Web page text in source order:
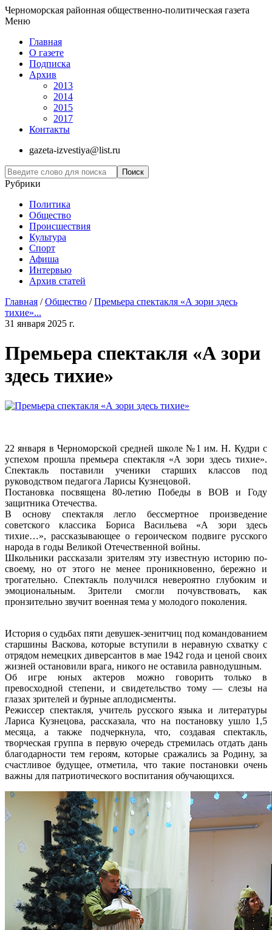
Черноморская районная общественно-политическая газета
Меню
Главная
О газете
Подписка
Архив
2013
2014
2015
2017
Контакты
gazeta-izvestiya@list.ru
Рубрики
Политика
Общество
Проиcшествия
Культура
Спорт
Афиша
Интервью
Архив статей
Главная /Общество /Премьера спектакля «А зори здесь
тихие»...
31 января 2025 г.
Премьера спектакля «А зори
здесь тихие»
22 января в Черноморской средней школе №1 им. Н. Кудри с
успехом прошла премьера спектакля «А зори здесь тихие».
Спектакль поставили ученики старших классов под
руководством педагога Ларисы Кузнецовой.
Постановка посвящена 80-летию Победы в ВОВ и Году
защитника Отечества.
В основу спектакля легло бессмертное произведение
советского классика Бориса Васильева «А зори здесь
тихие…», рассказывающее о героическом подвиге русского
народа в годы Великой Отечественной войны.
Школьники рассказали зрителям эту известную историю по-
своему, но от этого не менее проникновенно, бережно и
трогательно. Спектакль получился невероятно глубоким и
эмоциональным. Зрители смогли почувствовать, как
пронзительно звучит военная тема у молодого поколения.
История о судьбах пяти девушек-зенитчиц под командованием
старшины Васкова, которые вступили в неравную схватку с
отрядом немецких диверсантов в мае 1942 года и ценой своих
жизней остановили врага, никого не оставила равнодушным.
Об игре юных актеров можно говорить только в
превосходной степени, и свидетельство тому — слезы на
глазах зрителей и бурные аплодисменты.
Режиссер спектакля, учитель русского языка и литературы
Лариса Кузнецова, рассказала, что на постановку ушло 1,5
месяца, а также подчеркнула, что, создавая спектакль,
творческая группа в первую очередь стремилась отдать дань
благодарности тем героям, которые сражались за Родину, за
счастливое будущее, отметила, что такие постановки очень
важны для патриотического воспитания обучающихся.